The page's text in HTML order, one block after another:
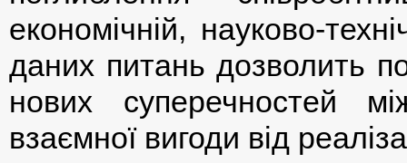
економічній, науково-
даних питань дозволить
нових суперечностей
взаємної вигоди від